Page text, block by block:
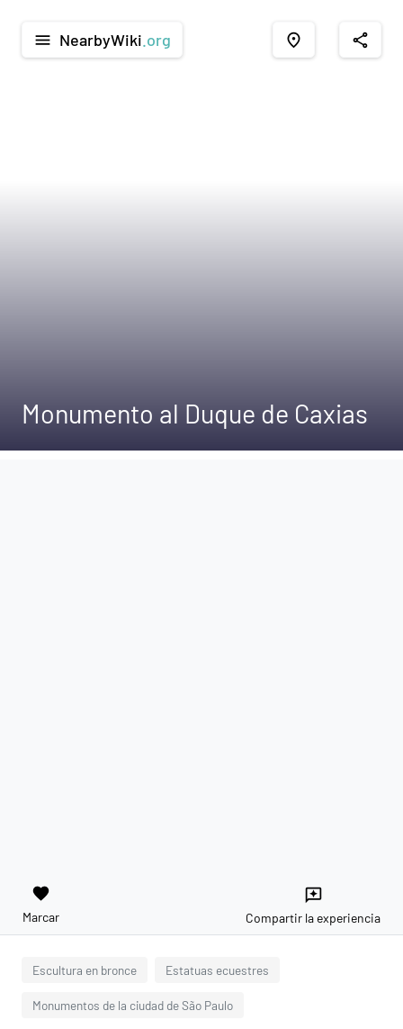
menu NearbyWiki .org place share
Monumento al Duque de Caxias
favorite
Marcar
reviews
Compartir la experiencia
Escultura en bronce Estatuas ecuestres
Monumentos de la ciudad de São Paulo